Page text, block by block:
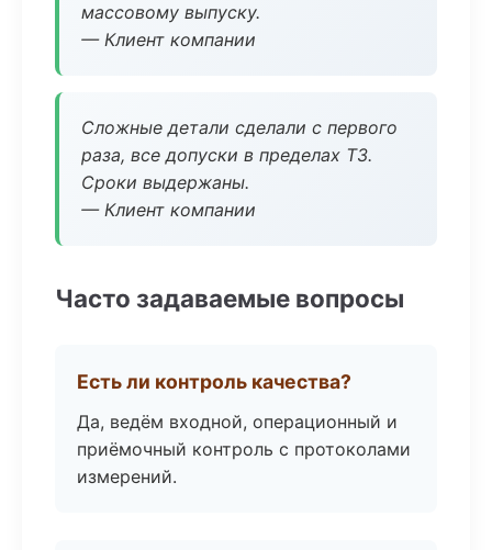
массовому выпуску.
— Клиент компании
Сложные детали сделали с первого
раза, все допуски в пределах ТЗ.
Сроки выдержаны.
— Клиент компании
Часто задаваемые вопросы
Есть ли контроль качества?
Да, ведём входной, операционный и
приёмочный контроль с протоколами
измерений.